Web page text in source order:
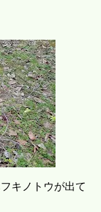
キノトウが出て